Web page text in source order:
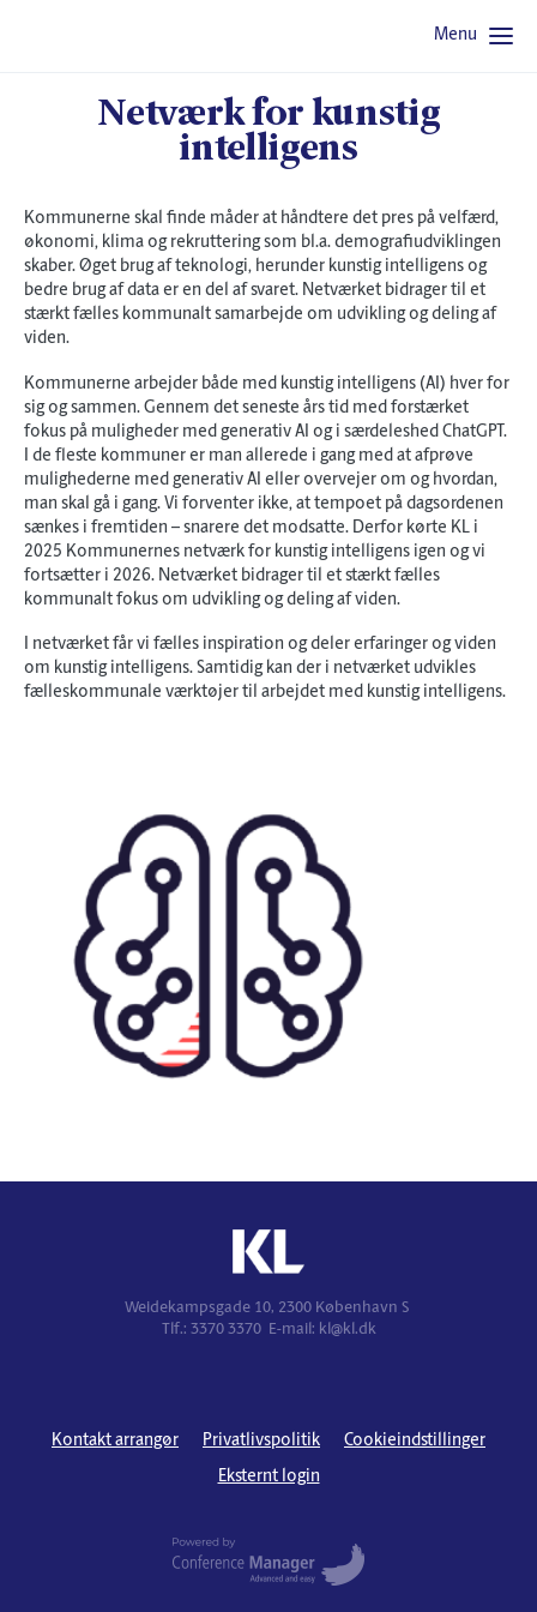
Menu
Netværk for kunstig
intelligens
Kommunerne skal finde måder at håndtere det pres på velfærd,
økonomi, klima og rekruttering som bl.a. demografiudviklingen
skaber. Øget brug af teknologi, herunder kunstig intelligens og
bedre brug af data er en del af svaret. Netværket bidrager til et
stærkt fælles kommunalt samarbejde om udvikling og deling af
viden.
Kommunerne arbejder både med kunstig intelligens (AI) hver for
sig og sammen. Gennem det seneste års tid med forstærket
fokus på muligheder med generativ AI og i særdeleshed ChatGPT.
I de fleste kommuner er man allerede i gang med at afprøve
mulighederne med generativ AI eller overvejer om og hvordan,
man skal gå i gang. Vi forventer ikke, at tempoet på dagsordenen
sænkes i fremtiden – snarere det modsatte. Derfor kørte KL i
2025 Kommunernes netværk for kunstig intelligens igen og vi
fortsætter i 2026. Netværket bidrager til et stærkt fælles
kommunalt fokus om udvikling og deling af viden.
I netværket får vi fælles inspiration og deler erfaringer og viden
om kunstig intelligens. Samtidig kan der i netværket udvikles
fælleskommunale værktøjer til arbejdet med kunstig intelligens.
Weidekampsgade 10, 2300 København S
Tlf.: 3370 3370 E-mail: kl@kl.dk
Kontakt arrangør Privatlivspolitik
Cookieindstillinger
Eksternt login